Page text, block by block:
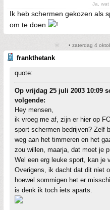
Ja, wat
Ik heb schermen gekozen als
om te doen
!
• zaterdag 4
frankthetank
quote:
Op vrijdag 25 juli 2003 10:09
volgende:
Hey mensen,
ik vroeg me af, zijn er hier op
sport schermen bedrijven? Zelf
weg aan het timmeren en het
zou willen, maarja, dat moet je
Wel een erg leuke sport, kan je
Overigens, ik dacht dat dit niet
hoewel sommigen het er
is denk ik toch iets aparts.